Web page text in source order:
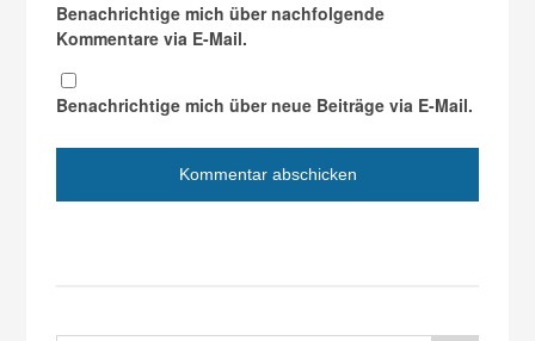
Benachrichtige mich über nachfolgende
Kommentare via E-Mail.
Benachrichtige mich über neue Beiträge via E-Mail.